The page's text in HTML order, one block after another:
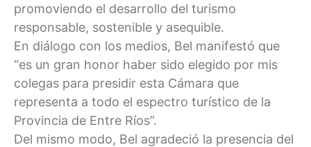
promoviendo el desarrollo del turismo
responsable, sostenible y asequible.
En diálogo con los medios, Bel manifestó que
“es un gran honor haber sido elegido por mis
colegas para presidir esta Cámara que
representa a todo el espectro turístico de la
Provincia de Entre Ríos”.
Del mismo modo, Bel agradeció la presencia del